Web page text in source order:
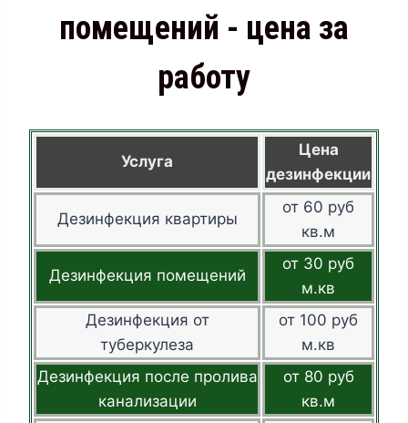
помещений - цена за
работу
Услуга
Цена
дезинфекции
Дезинфекция квартиры
от 60 руб
кв.м
Дезинфекция помещений
от 30 руб
м.кв
Дезинфекция от
туберкулеза
от 100 руб
м.кв
Дезинфекция после пролива
канализации
от 80 руб
кв.м